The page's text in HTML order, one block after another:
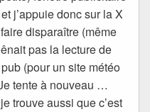
j’appuie donc sur la X
disparaître (même
pas la lecture de
(pour un site météo
tente à nouveau …
trouve aussi que c’est